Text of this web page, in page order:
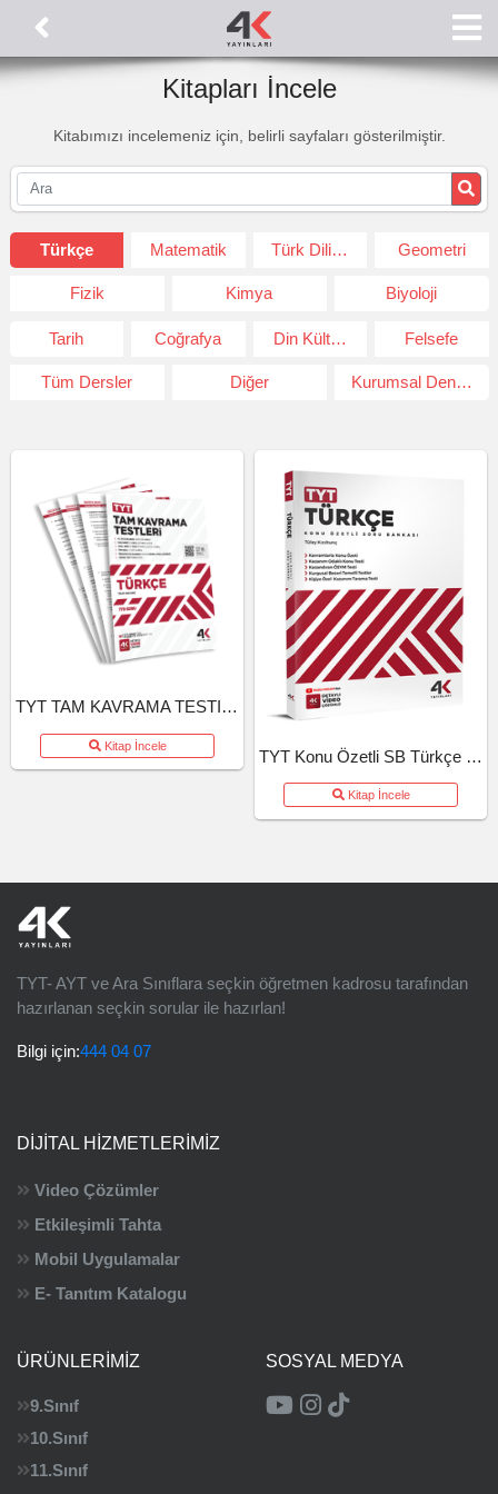
Kitapları İncele
Kitabımızı incelemeniz için, belirli sayfaları gösterilmiştir.
Türkçe Matematik Türk Dili ve Edeb.Geometri
Fizik Kimya Biyoloji
Tarih Coğrafya Din Kültürü ve Ahlak Bil.
Felsefe
Tüm Dersler Diğer Kurumsal Deneme
TYT TAM KAVRAMA TESTI TURKCE (26-27)
Kitap İncele
TYT Konu Özetli SB Türkçe (26-27)
Kitap İncele
TYT- AYT ve Ara Sınıflara seçkin öğretmen kadrosu tarafından
hazırlanan seçkin sorular ile hazırlan!
Bilgi için:444 04 07
DIJITAL HIZMETLERIMIZ
Video Çözümler
Etkileşimli Tahta
Mobil Uygulamalar
E- Tanıtım Katalogu
ÜRÜNLERIMIZ
9.Sınıf
10.Sınıf
11.Sınıf
SOSYAL MEDYA